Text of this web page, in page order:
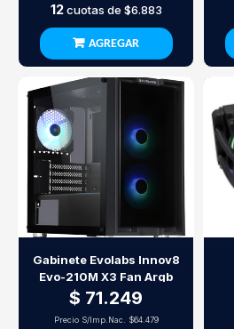
12cuotas de $6.883
AGREGAR
Gabinete Evolabs Innov8
Evo-210M X3 Fan Argb
$ 71.249
Precio S/Imp.Nac. $64.479